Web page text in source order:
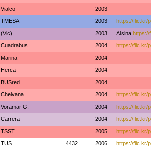
Vialco 2003
TMESA 2003 https://flic.kr/
(Vlc) 2003 Alsina https://
Cuadrabus 2004 https://flic.kr/
Marina 2004
Herca 2004
BUSred 2004
Chelvana 2004 https://flic.kr/
Voramar G. 2004 https://flic.kr/
Carrera 2004 https://flic.kr/
TSST 2005 https://flic.kr/
TUS 4432 2006 https://flic.kr/